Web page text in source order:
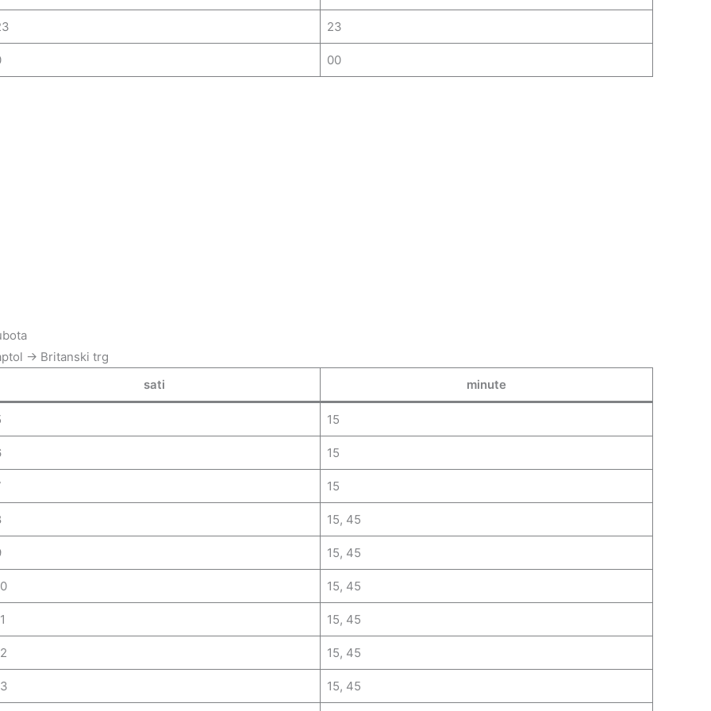
23
00
→ Britanski trg
sati
minute
15
15
15
15, 45
15, 45
15, 45
15, 45
15, 45
15, 45